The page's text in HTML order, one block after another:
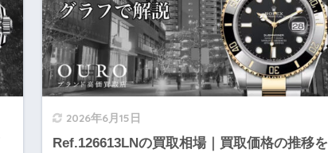
2026年6月15日
Ref.126613LNの買取相場｜買取価格の推移を